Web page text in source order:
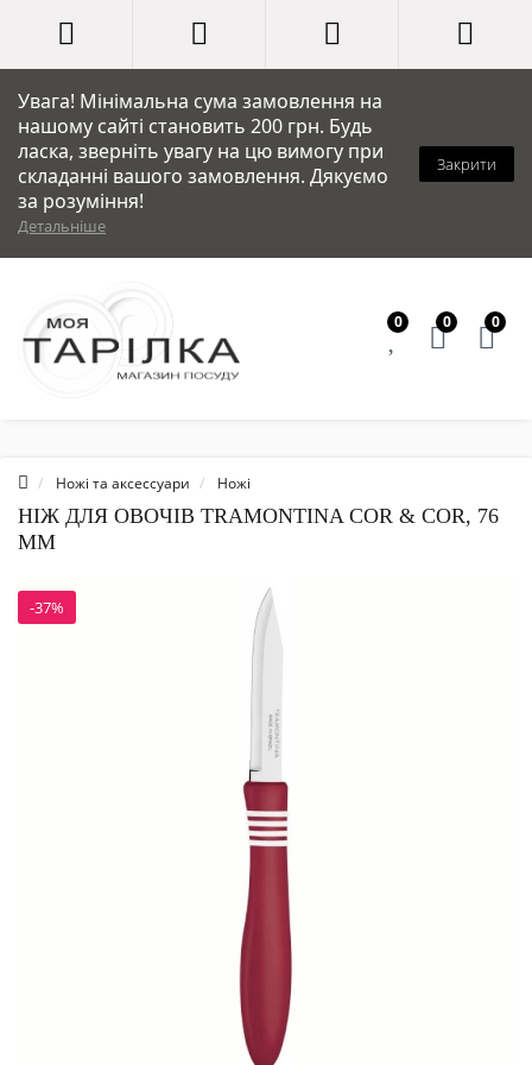
Увага! Мінімальна сума замовлення на
нашому сайті становить 200 грн. Будь
ласка, зверніть увагу на цю вимогу при
складанні вашого замовлення. Дякуємо
за розуміння!
Детальніше
Закрити
0 0 0
Ножі та аксессуари Ножі
НІЖ ДЛЯ ОВОЧІВ TRAMONTINA COR & COR, 76
ММ
-37%